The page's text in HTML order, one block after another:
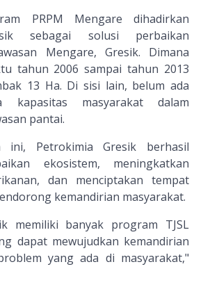
PRPM Mengare dihadirkan
sebagai solusi perbaikan
Mengare, Gresik. Dimana
tahun 2006 sampai tahun 2013
13 Ha. Di sisi lain, belum ada
kapasitas masyarakat dalam
pantai.
ini, Petrokimia Gresik berhasil
ekosistem, meningkatkan
dan menciptakan tempat
kemandirian masyarakat.
memiliki banyak program TJSL
dapat mewujudkan kemandirian
yang ada di masyarakat,"